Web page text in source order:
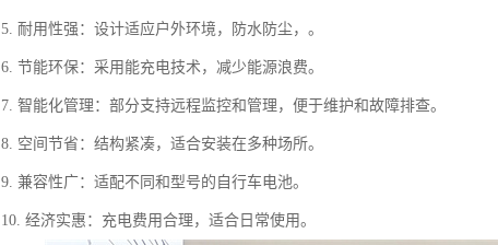
5. 耐用性强：设计适应户外环境，防水防尘，。
6. 节能环保：采用能充电技术，减少能源浪费。
7. 智能化管理：部分支持远程监控和管理，便于维护和故障排查。
8. 空间节省：结构紧凑，适合安装在多种场所。
9. 兼容性广：适配不同和型号的自行车电池。
10. 经济实惠：充电费用合理，适合日常使用。